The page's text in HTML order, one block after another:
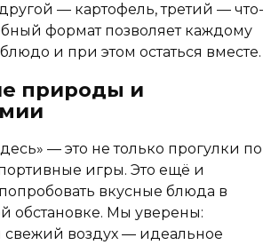
— картофель, третий — что-
формат позволяет каждому
и при этом остаться вместе.
природы и
— это не только прогулки по
игры. Это ещё и
вкусные блюда в
обстановке. Мы уверены:
свежий воздух — идеальное